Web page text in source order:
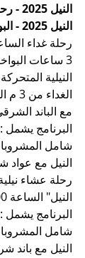
النيل 2025 - البواخر النيلية في مصر 2025
3 ساعات
النيلية
مع الباند
البرنامج يشمل
شامل
النيل مع عواد
رحلة عشاء
النيل" الساعة 07:00 مساء :
البرنامج يشمل
شامل
النيل مع باند